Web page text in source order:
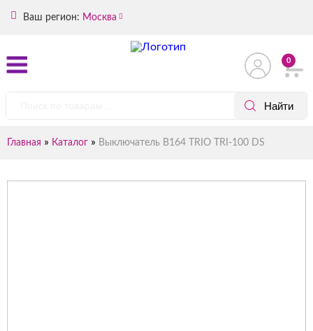
Ваш регион: Москва
0
Главная » Каталог » Выключатель B164 TRIO TRI-100 DS